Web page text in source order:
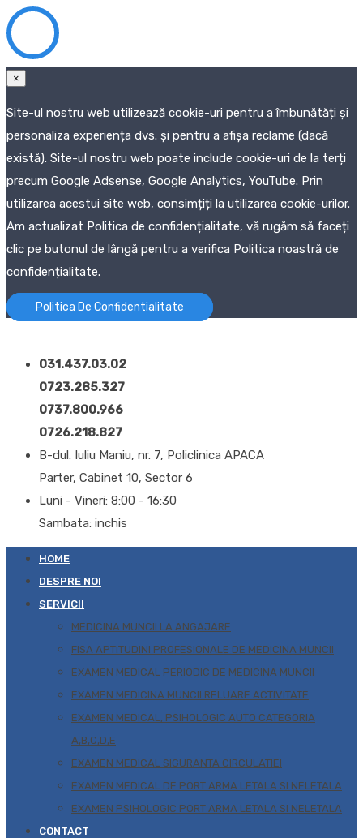
×
Site-ul nostru web utilizează cookie-uri pentru a îmbunătăți și
personaliza experiența dvs. și pentru a afișa reclame (dacă
există). Site-ul nostru web poate include cookie-uri de la terți
precum Google Adsense, Google Analytics, YouTube. Prin
utilizarea acestui site web, consimțiți la utilizarea cookie-urilor.
Am actualizat Politica de confidențialitate, vă rugăm să faceți
clic pe butonul de lângă pentru a verifica Politica noastră de
confidențialitate.
Politica De Confidentialitate
031.437.03.02
0723.285.327
0737.800.966
0726.218.827
B-dul. Iuliu Maniu, nr. 7, Policlinica APACA
Parter, Cabinet 10, Sector 6
Luni - Vineri: 8:00 - 16:30
Sambata: inchis
HOME
DESPRE NOI
SERVICII
MEDICINA MUNCII LA ANGAJARE
FISA APTITUDINI PROFESIONALE DE MEDICINA MUNCII
EXAMEN MEDICAL PERIODIC DE MEDICINA MUNCII
EXAMEN MEDICINA MUNCII RELUARE ACTIVITATE
EXAMEN MEDICAL, PSIHOLOGIC AUTO CATEGORIA
A,B,C,D,E
EXAMEN MEDICAL SIGURANTA CIRCULATIEI
EXAMEN MEDICAL DE PORT ARMA LETALA SI NELETALA
EXAMEN PSIHOLOGIC PORT ARMA LETALA SI NELETALA
CONTACT